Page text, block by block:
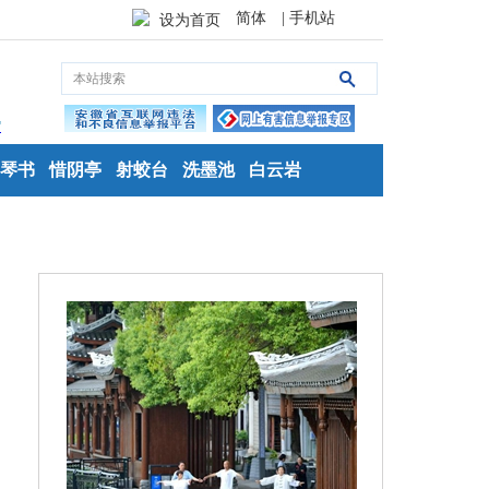
设为首页 简体 | 手机站
书 惜阴亭 射蛟台 洗墨池 白云岩